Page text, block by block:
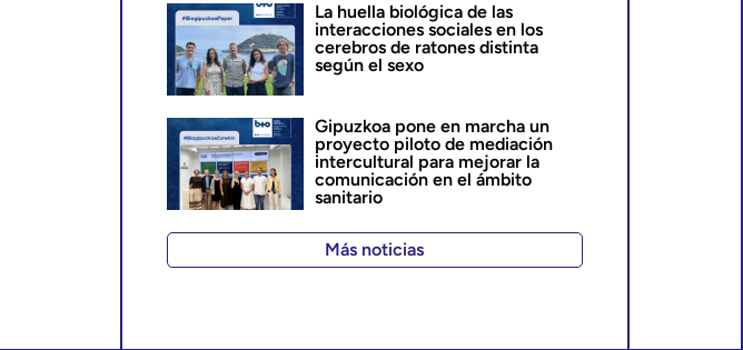
La huella biológica de las
interacciones sociales en los
cerebros de ratones distinta
según el sexo
Gipuzkoa pone en marcha un
proyecto piloto de mediación
intercultural para mejorar la
comunicación en el ámbito
sanitario
Más noticias